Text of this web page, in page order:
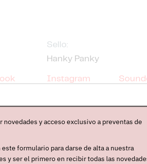
Sello:
Hanky Panky
Instagram
banda de culto
los iconos de la americana y
disco,
, se publicó el
Animal”. En paralelo y también
novedades y acceso exclusivo a preventas de
formulario para darse de alta a nuestra
y ser el primero en recibir todas las